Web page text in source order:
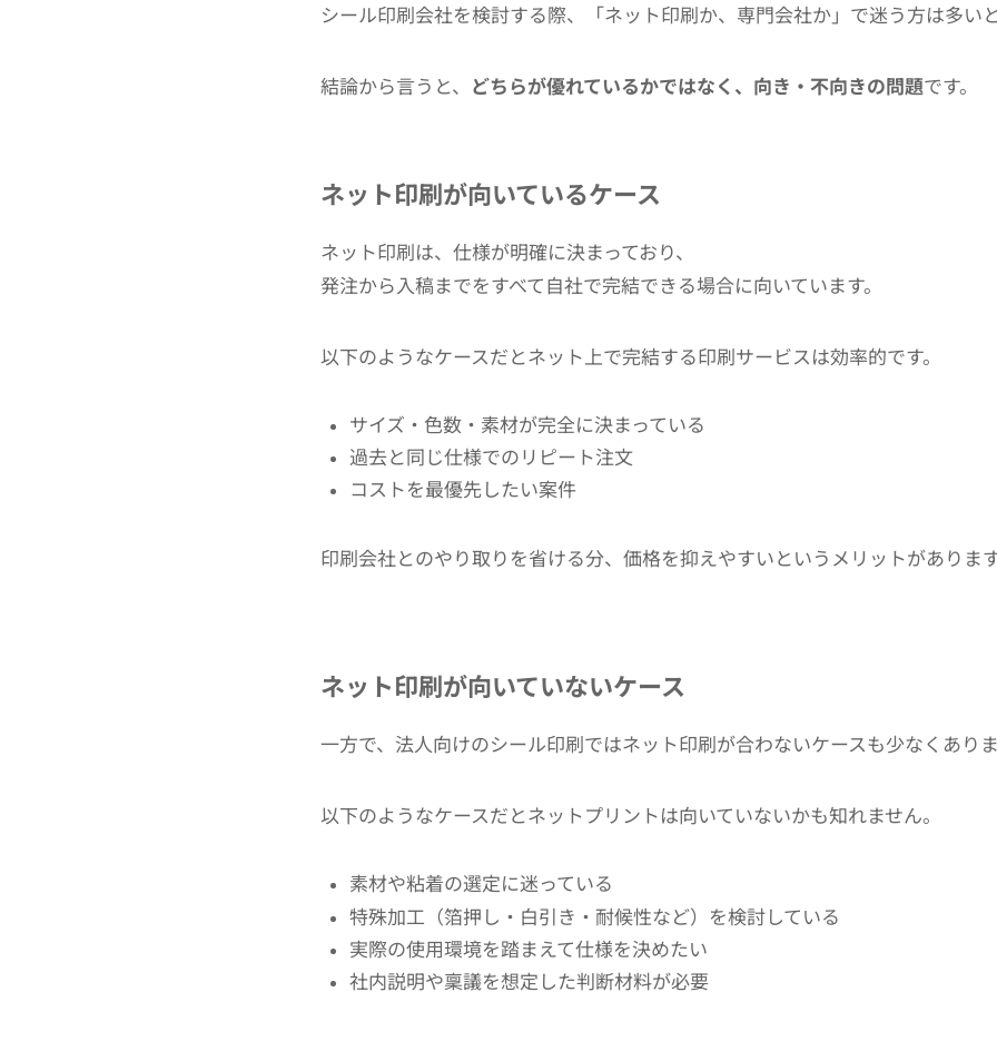
シール印刷会社を検討する際、「ネット印刷か、専門会社か」で迷う方は多いと
結論から言うと、 どちらが優れているかではなく、向き・不向きの問題です。
ネット印刷が向いているケース
ネット印刷は、仕様が明確に決まっており、
発注から入稿までをすべて自社で完結できる場合に向いています。
以下のようなケースだとネット上で完結する印刷サービスは効率的です。
サイズ・色数・素材が完全に決まっている
過去と同じ仕様でのリピート注文
コストを最優先したい案件
印刷会社とのやり取りを省ける分、価格を抑えやすいというメリットがあります
ネット印刷が向いていないケース
一方で、法人向けのシール印刷ではネット印刷が合わないケースも少なくありま
以下のようなケースだとネットプリントは向いていないかも知れません。
素材や粘着の選定に迷っている
特殊加工（箔押し・白引き・耐候性など）を検討している
実際の使用環境を踏まえて仕様を決めたい
社内説明や稟議を想定した判断材料が必要